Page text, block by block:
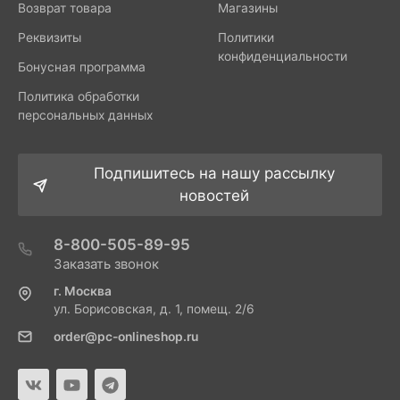
Возврат товара
Реквизиты
Бонусная программа
Политика обработки
персональных данных
Магазины
Политики
конфиденциальности
Подпишитесь на нашу рассылку
новостей
8-800-505-89-95
Заказать звонок
г. Москва
ул. Борисовская, д. 1, помещ. 2/6
order@pc-onlineshop.ru